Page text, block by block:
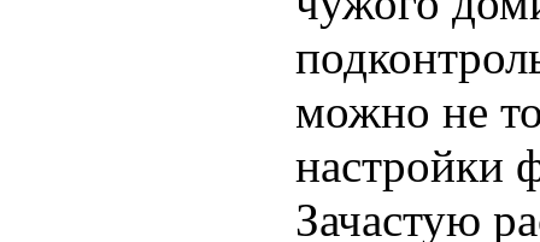
можно не
настройки
Зачастую